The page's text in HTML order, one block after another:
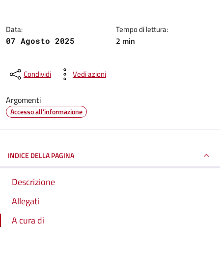
Data:
07 Agosto 2025
Tempo di lettura:
2 min
Condividi Vedi azioni
Argomenti
Accesso all'informazione
INDICE DELLA PAGINA
Descrizione
Allegati
A cura di